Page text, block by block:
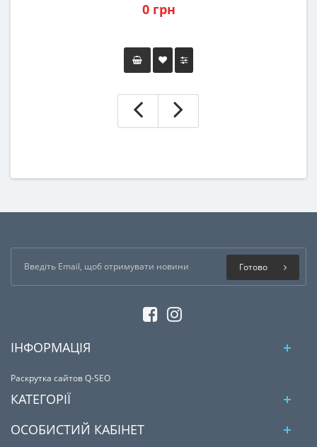
0 грн
Готово
ІНФОРМАЦІЯ
Раскрутка сайтов Q-SEO
КАТЕГОРІЇ
ОСОБИСТИЙ КАБІНЕТ